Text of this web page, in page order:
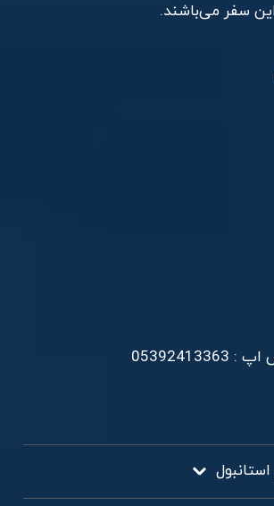
سفر می‌باشند.